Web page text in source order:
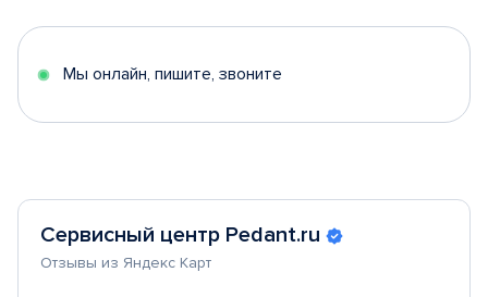
5
Мы онлайн, пишите, звоните
Сервисный центр Pedant.ru
Отзывы из Яндекс Карт